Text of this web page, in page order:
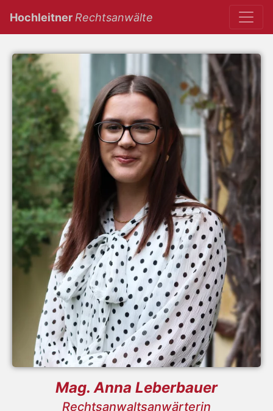
Hochleitner Rechtsanwälte
Mag. Anna Leberbauer
Rechtsanwaltsanwärterin